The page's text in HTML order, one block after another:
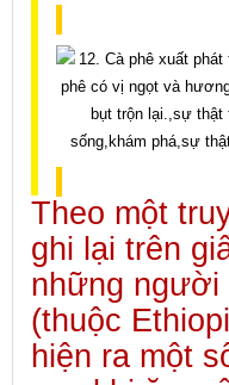
Theo một
ghi lại trên
những người
(thuộc
hiện ra một